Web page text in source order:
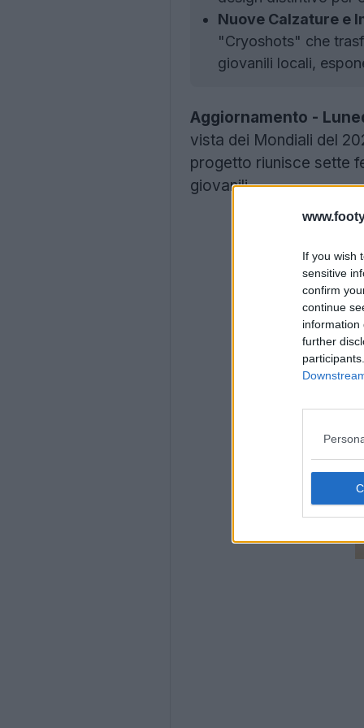
If you wish
sensitive
confirm
continue
information
further
Nuove Calzature e
"Cryoshots" che
giovanili locali,
Aggiornamento -
vista dei Mondiali del
progetto riunisce sette
giovanili.